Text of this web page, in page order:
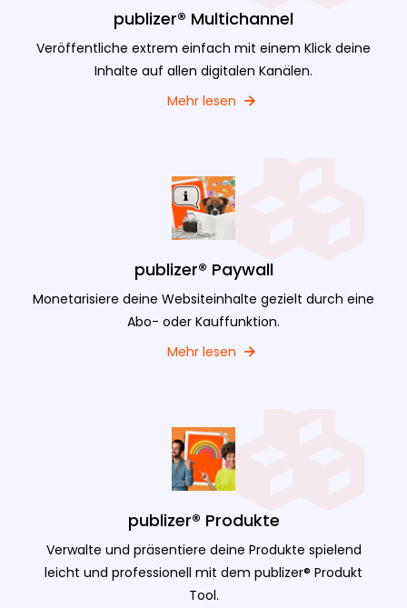
publizer® Multichannel
Veröffentliche extrem einfach mit einem Klick deine
Inhalte auf allen digitalen Kanälen.
Mehr lesen
publizer® Paywall
Monetarisiere deine Websiteinhalte gezielt durch eine
Abo- oder Kauffunktion.
Mehr lesen
publizer® Produkte
Verwalte und präsentiere deine Produkte spielend
leicht und professionell mit dem publizer® Produkt
Tool.